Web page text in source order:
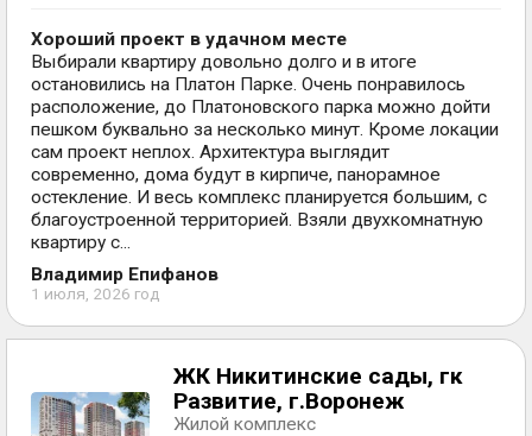
Хороший проект в удачном месте
Выбирали квартиру довольно долго и в итоге
остановились на Платон Парке. Очень понравилось
расположение, до Платоновского парка можно дойти
пешком буквально за несколько минут. Кроме локации
сам проект неплох. Архитектура выглядит
современно, дома будут в кирпиче, панорамное
остекление. И весь комплекс планируется большим, с
благоустроенной территорией. Взяли двухкомнатную
квартиру с...
Владимир Епифанов
1 июля, 2026 год
ЖК Никитинские сады, гк
Развитие, г.Воронеж
Жилой комплекс